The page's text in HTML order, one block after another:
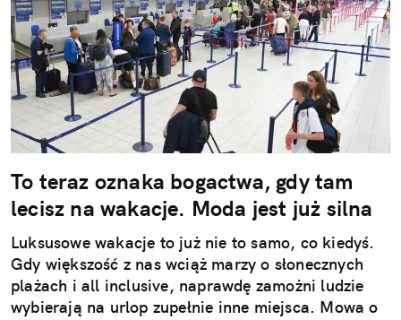
To teraz oznaka bogactwa, gdy tam
lecisz na wakacje. Moda jest już silna
Luksusowe wakacje to już nie to samo, co kiedyś.
Gdy większość z nas wciąż marzy o słonecznych
plażach i all inclusive, naprawdę zamożni ludzie
wybierają na urlop zupełnie inne miejsca. Mowa o